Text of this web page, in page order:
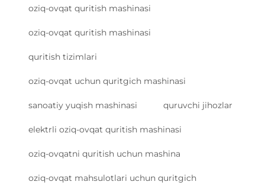
oziq-ovqat quritish mashinasi
oziq-ovqat quritish mashinasi
quritish tizimlari
oziq-ovqat uchun quritgich mashinasi
sanoatiy yuqish mashinasi quruvchi jihozlar
elektrli oziq-ovqat quritish mashinasi
oziq-ovqatni quritish uchun mashina
oziq-ovqat mahsulotlari uchun quritgich